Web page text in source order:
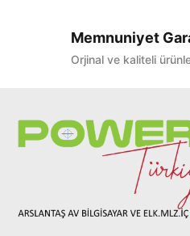
Memnuniyet
Orjinal ve kaliteli